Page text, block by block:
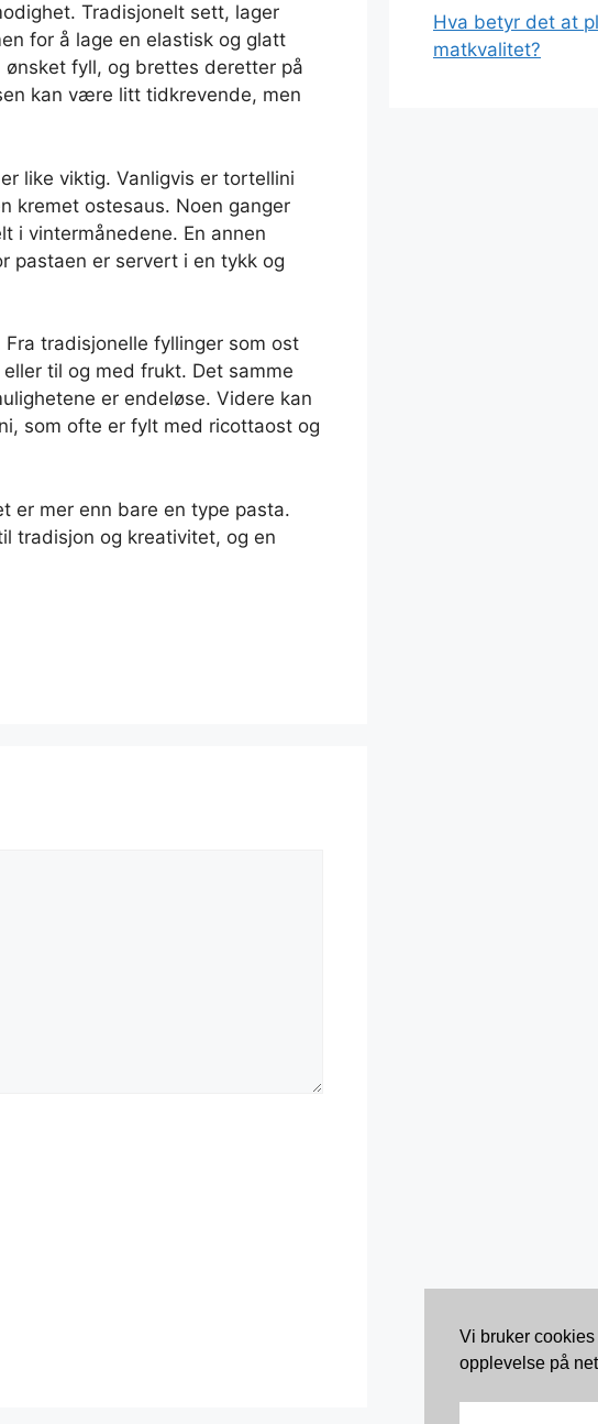
Tradisjonelt sett, lager
for å lage en elastisk og glatt
fyll, og brettes deretter på
kan være litt tidkrevende, men
like viktig. Vanligvis er tortellini
kremet ostesaus. Noen ganger
i vintermånedene. En annen
pastaen er servert i en tykk og
tradisjonelle fyllinger som ost
til og med frukt. Det samme
er endeløse. Videre kan
som ofte er fylt med ricottaost og
er mer enn bare en type pasta.
tradisjon og kreativitet, og en
Hva betyr det at
matkvalitet?
Vi bruker
opplevelse på